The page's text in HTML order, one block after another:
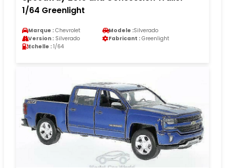
1/64 Greenlight
Marque : Chevrolet Modele :Silverado
Version : Silverado Fabricant : Greenlight
Echelle : 1/64